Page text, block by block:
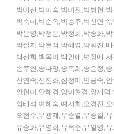
박미선,박미숙,박미진,박병헌,
박숙미,박순옥,박승주,박신연숙,
박은영,박정은,박정희,박종화,박
박필자,박현석,박혜영,박화진,
백선희,백옥미,백인애,변정애,
손주연,송다영,송록희,송은정,
신연숙,신진화,심정미,안금숙,
안현미,안혜경,양이현경,양재덕
엄태석,여혜숙,예지희,오경진,
오현수,우광제,우순열,우종길,
유송화,유영희,유옥순,유일영,